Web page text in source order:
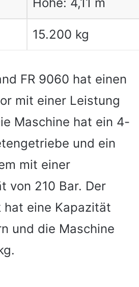
15.200 kg
FR 9060 hat einen
mit einer Leistung
Maschine hat ein 4-
und ein
mit einer
von 210 Bar. Der
eine Kapazität
und die Maschine